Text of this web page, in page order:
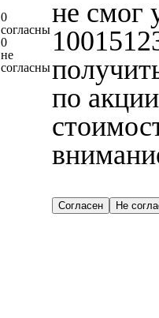
0
согласны
0
не
согласны
не смог
по